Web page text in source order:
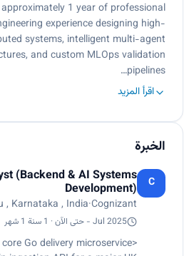
1 year of professional
experience designing high-
systems, intelligent multi-agent
and custom MLOps validation
pipelines…
اقرأ المزيد
الخبرة
C
(Backend & AI Systems
Development)
Cognizant
·
, Karnataka , India
Jul 2025 - حتى الآن · 1 سنة 1 شهر
core Go delivery microservice